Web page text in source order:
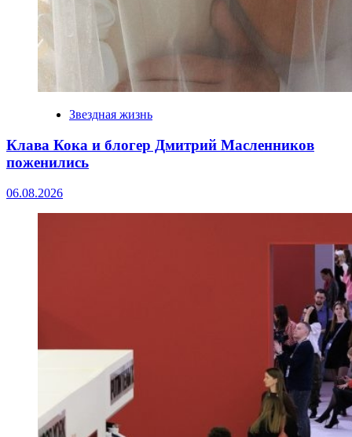
Звездная жизнь
Клава Кока и блогер Дмитрий Масленников
поженились
06.08.2026